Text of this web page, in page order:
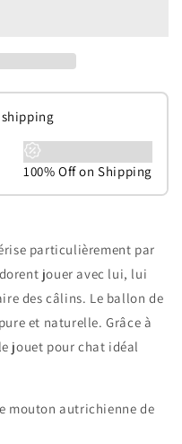
100% Off on Shipping
particulièrement par
jouer avec lui, lui
des câlins. Le ballon de
et naturelle. Grâce à
jouet pour chat idéal
mouton autrichienne de